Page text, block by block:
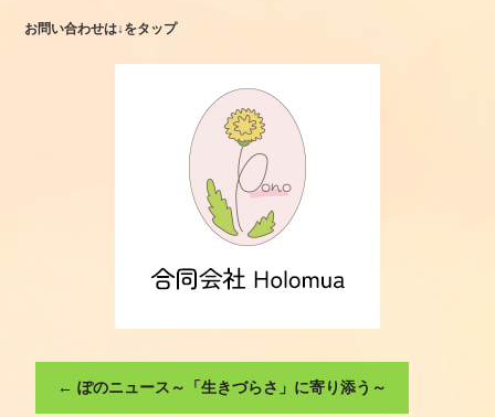
お問い合わせは↓をタップ
← ぽのニュース～「生きづらさ」に寄り添う～